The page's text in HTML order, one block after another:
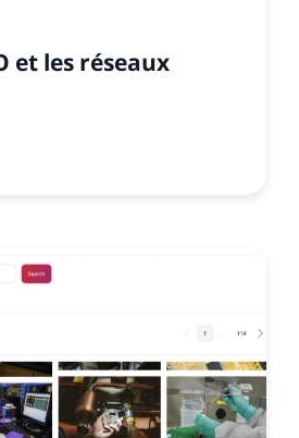
et les réseaux